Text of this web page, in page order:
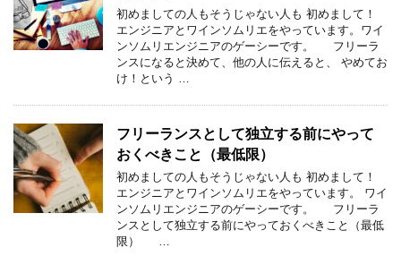
初めましての人もそうじゃない人も 初めまして！
エンジニアとワインソムリエをやっています。ワイ
ンソムリエンジニアのゲーシーです。 フリーラ
ンスになると決めて、他の人に伝えると、 やめてお
け！という …
フリーランスとして独立する前にやって
おくべきこと（最低限）
初めましての人もそうじゃない人も 初めまして！
エンジニアとワインソムリエをやっています。 ワイ
ンソムリエンジニアのゲーシーです。 フリーラ
ンスとして独立する前にやっておくべきこと（最低
限） …